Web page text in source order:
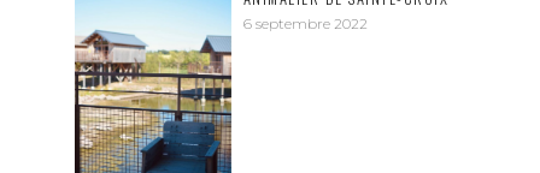
6 septembre 2022